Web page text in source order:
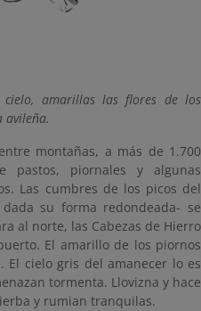
amarillas las flores de los
avileña.
montañas, a más de 1.700
pastos, piornales y algunas
Las cumbres de los picos del
su forma redondeada- se
al norte, las Cabezas de Hierro
El amarillo de los piornos
El cielo gris del amanecer lo es
tormenta. Llovizna y hace
y rumian tranquilas.